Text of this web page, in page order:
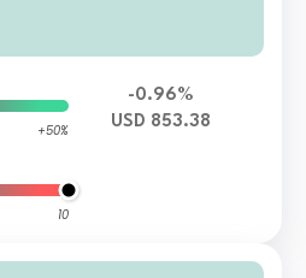
+50%
10
-0.96%
USD 853.38